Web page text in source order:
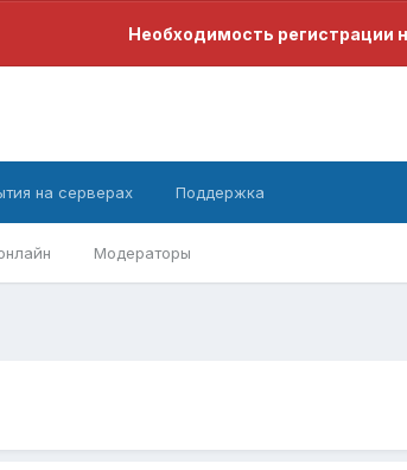
Необходимость регистрации
Модераторы
на серверах Поддержка